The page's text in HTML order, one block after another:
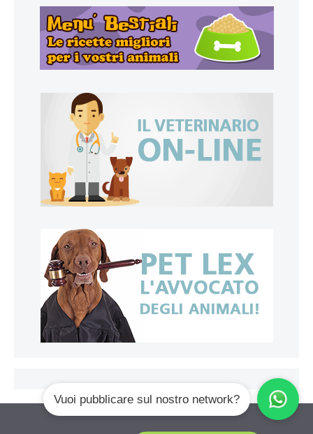
Vuoi pubblicare sul nostro network?